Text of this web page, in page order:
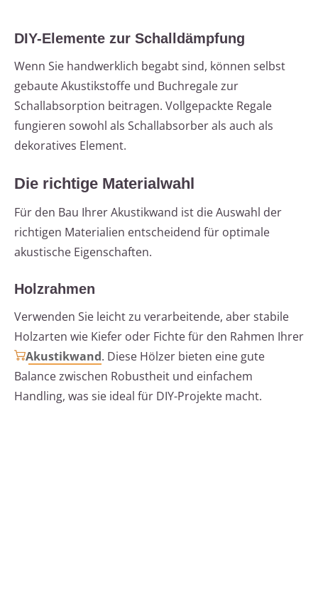
DIY-Elemente zur Schalldämpfung
Wenn Sie handwerklich begabt sind, können selbst
gebaute Akustikstoffe und Buchregale zur
Schallabsorption beitragen. Vollgepackte Regale
fungieren sowohl als Schallabsorber als auch als
dekoratives Element.
Die richtige Materialwahl
Für den Bau Ihrer Akustikwand ist die Auswahl der
richtigen Materialien entscheidend für optimale
akustische Eigenschaften.
Holzrahmen
Verwenden Sie leicht zu verarbeitende, aber stabile
Holzarten wie Kiefer oder Fichte für den Rahmen Ihrer
Akustikwand. Diese Hölzer bieten eine gute
Balance zwischen Robustheit und einfachem
Handling, was sie ideal für DIY-Projekte macht.